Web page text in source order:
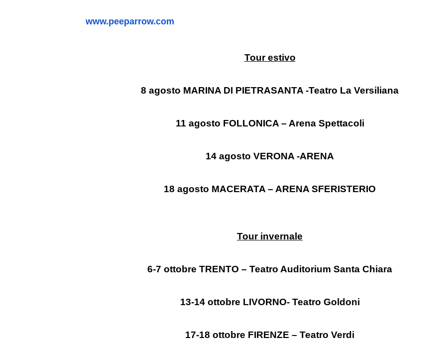
www.peeparrow.com
Tour estivo
8 agosto MARINA DI PIETRASANTA -Teatro La Versiliana
11 agosto FOLLONICA – Arena Spettacoli
14 agosto VERONA -ARENA
18 agosto MACERATA – ARENA SFERISTERIO
Tour invernale
6-7 ottobre TRENTO – Teatro Auditorium Santa Chiara
13-14 ottobre LIVORNO- Teatro Goldoni
17-18 ottobre FIRENZE – Teatro Verdi